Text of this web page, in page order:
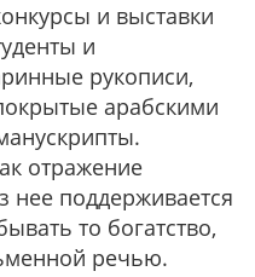
и выставки
и
рукописи,
арабскими
отражение
нее поддерживается
то богатство,
речью.